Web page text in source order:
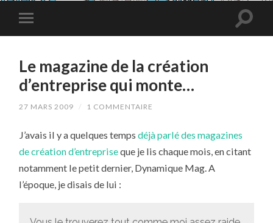
Le magazine de la création
d’entreprise qui monte…
27 MARS 2009 / 1 COMMENTAIRE
J’avais il y a quelques tempsdéjà parlé des magazines
de création d’entrepriseque je lis chaque mois, en citant
notamment le petit dernier, Dynamique Mag. A
l’époque, je disais de lui :